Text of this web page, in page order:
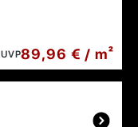
UVP89,96 € / m²